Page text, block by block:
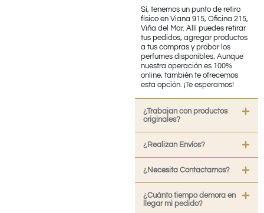
Sí, tenemos un punto de retiro
físico en Viana 915, Oficina 215,
Viña del Mar. Allí puedes retirar
tus pedidos, agregar productos
a tus compras y probar los
perfumes disponibles. Aunque
nuestra operación es 100%
online, también te ofrecemos
esta opción. ¡Te esperamos!
¿Trabajan con productos
originales?
¿Realizan Envíos?
¿Necesita Contactarnos?
¿Cuánto tiempo demora en
llegar mi pedido?